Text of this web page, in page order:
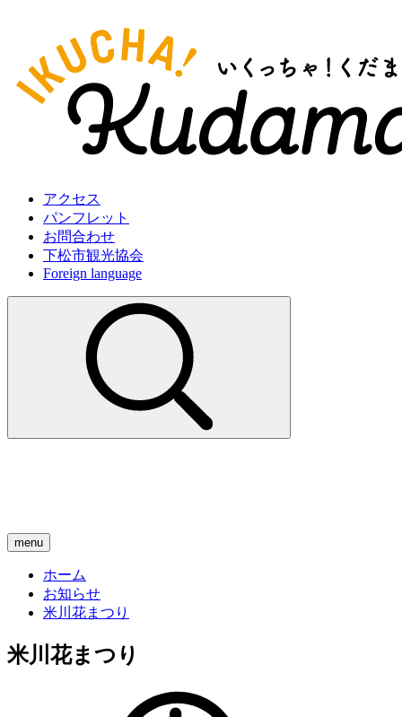
アクセス
パンフレット
お問合わせ
下松市観光協会
Foreign language
menu
ホーム
お知らせ
米川花まつり
米川花まつり